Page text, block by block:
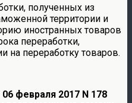
полученных из
территории и
иностранных товаров
переработки,
на переработку товаров.
февраля 2017 N 178